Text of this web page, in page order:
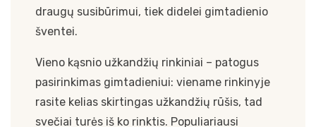
draugų susibūrimui, tiek didelei gimtadienio
šventei.
Vieno kąsnio užkandžių rinkiniai – patogus
pasirinkimas gimtadieniui: viename rinkinyje
rasite kelias skirtingas užkandžių rūšis, tad
svečiai turės iš ko rinktis. Populiariausi